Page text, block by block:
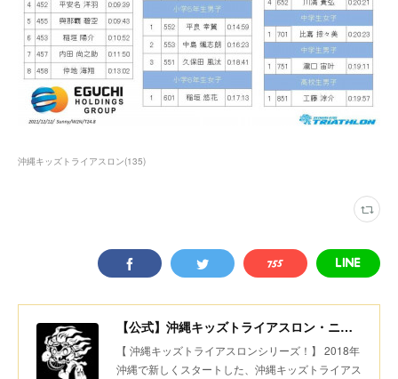
沖縄キッズトライアスロン(135)
【公式】沖縄キッズトライアスロン・ニコニコちびっ子デュアスロン・美ら島スポーツ
【 沖縄キッズトライアスロンシリーズ！】 2018年
沖縄で新しくスタートした、沖縄キッズトライアス